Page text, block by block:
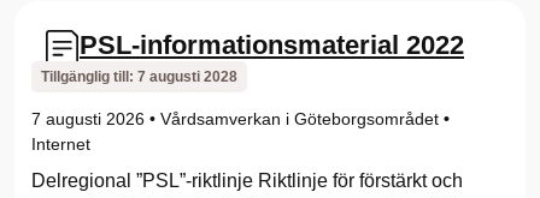
PSL-informationsmaterial 2022
Tillgänglig till: 7 augusti 2028
7 augusti 2026 • Vårdsamverkan i Göteborgsområdet •
Internet
Delregional ”PSL”-riktlinje Riktlinje för förstärkt och